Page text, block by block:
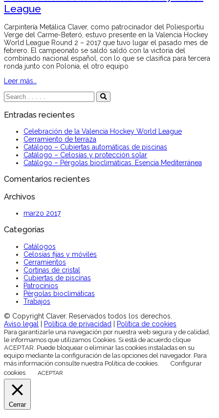
League
Carpintería Metálica Claver, como patrocinador del Poliesportiu
Verge del Carme-Beteró, estuvo presente en la Valencia Hockey
World League Round 2 – 2017 que tuvo lugar el pasado mes de
febrero. El campeonato se saldó saldó con la victoria del
combinado nacional español, con lo que se clasifica para tercera
ronda junto con Polonia, el otro equipo
Leer más…
Entradas recientes
Celebración de la Valencia Hockey World League
Cerramiento de terraza
Catálogo – Cubiertas automáticas de piscinas
Catálogo – Celosías y protección solar
Catálogo – Pérgolas bioclimáticas. Esencia Mediterránea
Comentarios recientes
Archivos
marzo 2017
Categorías
Catálogos
Celosías fijas y móviles
Cerramientos
Cortinas de cristal
Cubiertas de piscinas
Patrocinios
Pérgolas bioclimáticas
Trabajos
© Copyright Claver. Reservados todos los derechos.
Aviso legal
Política de privacidad
Política de cookies
Para garantizarle una navegación por nuestra web segura y de calidad,
le informamos que utilizamos Cookies. Si está de acuerdo clique
ACEPTAR. Puede bloquear o eliminar las cookies instaladas en su
equipo mediante la configuración de las opciones del navegador. Para
más información consulte nuestra Política de cookies.
Configurar
cookies
ACEPTAR
Cerrar